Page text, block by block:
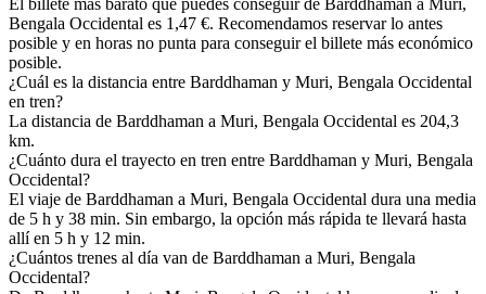
El billete más barato que puedes conseguir de Barddhaman a Muri,
Bengala Occidental es 1,47 €. Recomendamos reservar lo antes
posible y en horas no punta para conseguir el billete más económico
posible.
¿Cuál es la distancia entre Barddhaman y Muri, Bengala Occidental
en tren?
La distancia de Barddhaman a Muri, Bengala Occidental es 204,3
km.
¿Cuánto dura el trayecto en tren entre Barddhaman y Muri, Bengala
Occidental?
El viaje de Barddhaman a Muri, Bengala Occidental dura una media
de 5 h y 38 min. Sin embargo, la opción más rápida te llevará hasta
allí en 5 h y 12 min.
¿Cuántos trenes al día van de Barddhaman a Muri, Bengala
Occidental?